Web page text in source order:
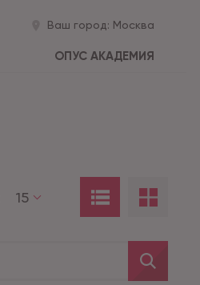
Ваш город: Москва
ОПУС АКАДЕМИЯ
15